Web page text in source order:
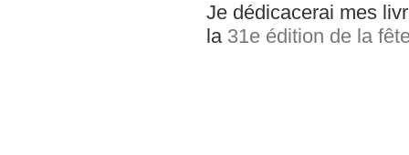
Je dédicacerai mes
la 31e édition de la